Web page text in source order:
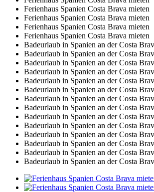
Ferienhaus Spanien Costa Brava mieten
Ferienhaus Spanien Costa Brava mieten
Ferienhaus Spanien Costa Brava mieten
Ferienhaus Spanien Costa Brava mieten
Badeurlaub in Spanien an der Costa
Badeurlaub in Spanien an der Costa
Badeurlaub in Spanien an der Costa
Badeurlaub in Spanien an der Costa
Badeurlaub in Spanien an der Costa
Badeurlaub in Spanien an der Costa
Badeurlaub in Spanien an der Costa
Badeurlaub in Spanien an der Costa
Badeurlaub in Spanien an der Costa
Badeurlaub in Spanien an der Costa
Badeurlaub in Spanien an der Costa
Badeurlaub in Spanien an der Costa
Badeurlaub in Spanien an der Costa
Badeurlaub in Spanien an der Costa